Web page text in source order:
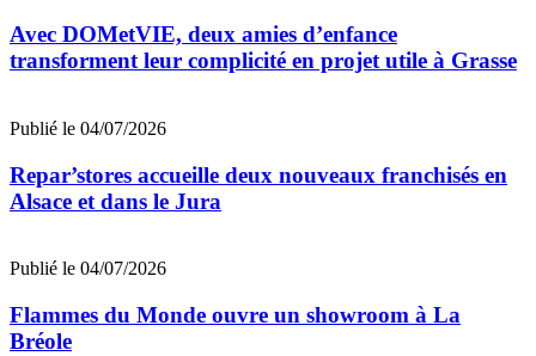
Avec DOMetVIE, deux amies d’enfance
transforment leur complicité en projet utile à Grasse
Publié le 04/07/2026
Repar’stores accueille deux nouveaux franchisés en
Alsace et dans le Jura
Publié le 04/07/2026
Flammes du Monde ouvre un showroom à La
Bréole